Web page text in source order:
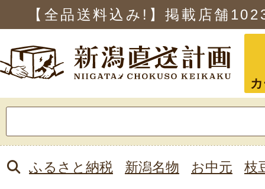
【全品送料込み!】掲載店舗
索:
ふるさと納税 新潟名物 お中元 枝